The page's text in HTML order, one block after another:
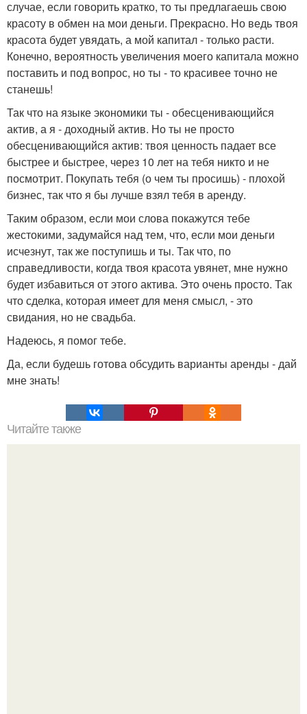
случае, если говорить кратко, то ты предлагаешь свою
красоту в обмен на мои деньги. Прекрасно. Но ведь твоя
красота будет увядать, а мой капитал - только расти.
Конечно, вероятность увеличения моего капитала можно
поставить и под вопрос, но ты - то красивее точно не
станешь!
Так что на языке экономики ты - обесценивающийся
актив, а я - доходный актив. Но ты не просто
обесценивающийся актив: твоя ценность падает все
быстрее и быстрее, через 10 лет на тебя никто и не
посмотрит. Покупать тебя (о чем ты просишь) - плохой
бизнес, так что я бы лучше взял тебя в аренду.
Таким образом, если мои слова покажутся тебе
жестокими, задумайся над тем, что, если мои деньги
исчезнут, так же поступишь и ты. Так что, по
справедливости, когда твоя красота увянет, мне нужно
будет избавиться от этого актива. Это очень просто. Так
что сделка, которая имеет для меня смысл, - это
свидания, но не свадьба.
Надеюсь, я помог тебе.
Да, если будешь готова обсудить варианты аренды - дай
мне знать!
Читайте также